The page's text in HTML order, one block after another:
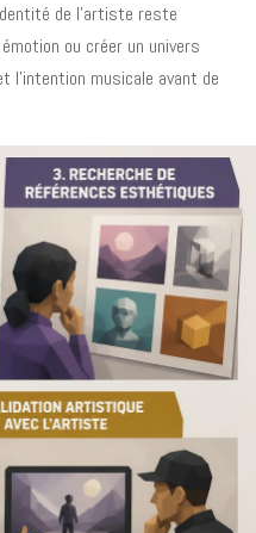
de l'artiste reste
ou créer un univers
l'intention musicale avant de